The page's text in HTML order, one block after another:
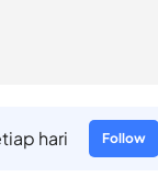
hari Follow